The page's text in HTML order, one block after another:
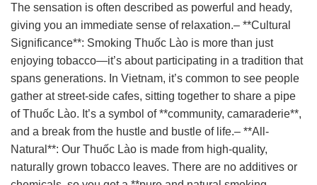
The sensation is often described as powerful and heady,
giving you an immediate sense of relaxation.– **Cultural
Significance**: Smoking Thuốc Lào is more than just
enjoying tobacco—it’s about participating in a tradition that
spans generations. In Vietnam, it’s common to see people
gather at street-side cafes, sitting together to share a pipe
of Thuốc Lào. It’s a symbol of **community, camaraderie**,
and a break from the hustle and bustle of life.– **All-
Natural**: Our Thuốc Lào is made from high-quality,
naturally grown tobacco leaves. There are no additives or